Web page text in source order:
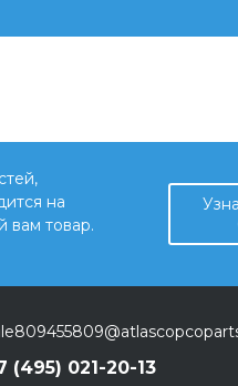
на
вам товар.
(495) 021-20-13